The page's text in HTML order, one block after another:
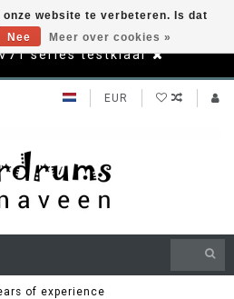
V71 series testklaar
EUR
of experience
website te verbeteren. Is dat
Nee Meer over cookies »